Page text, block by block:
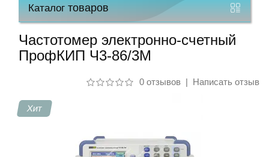
работы
Каталогтоваров
Частотомер электронно-счетный
ПрофКИП Ч3-86/3М
0 отзывов| Написать отзыв
Хит